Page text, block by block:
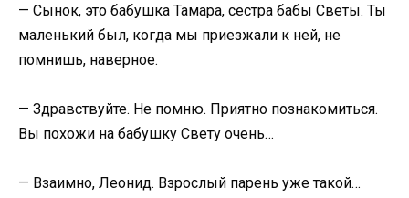
— Сынок, это бабушка Тамара, сестра бабы Светы. Ты
маленький был, когда мы приезжали к ней, не
помнишь, наверное.
— Здравствуйте. Не помню. Приятно познакомиться.
Вы похожи на бабушку Свету очень…
— Взаимно, Леонид. Взрослый парень уже такой…